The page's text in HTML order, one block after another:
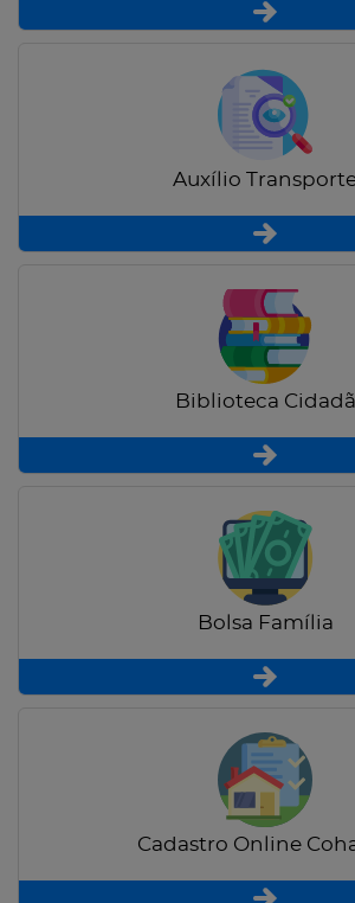
Auxílio
Biblioteca Cidadã
Bolsa Família
Cadastro Online